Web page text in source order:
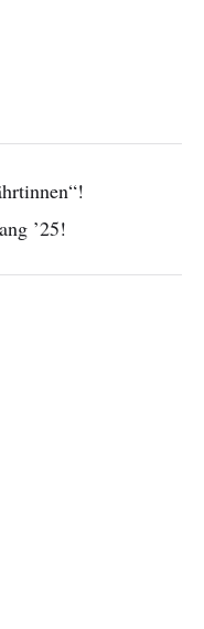
’25!